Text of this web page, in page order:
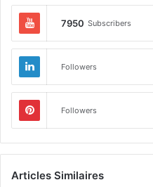
7950 Subscribers
Followers
Followers
Articles Similaires